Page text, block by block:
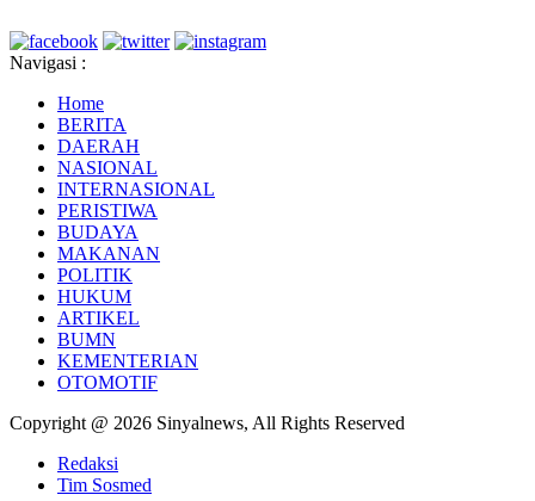
Navigasi :
Home
BERITA
DAERAH
NASIONAL
INTERNASIONAL
PERISTIWA
BUDAYA
MAKANAN
POLITIK
HUKUM
ARTIKEL
BUMN
KEMENTERIAN
OTOMOTIF
Copyright @ 2026 Sinyalnews, All Rights Reserved
Redaksi
Tim Sosmed